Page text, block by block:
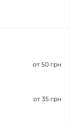
от 50 грн
от 35 грн